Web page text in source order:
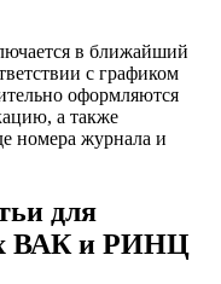
в ближайший
с графиком
оформляются
а также
номера журнала и
для
ВАК и РИНЦ